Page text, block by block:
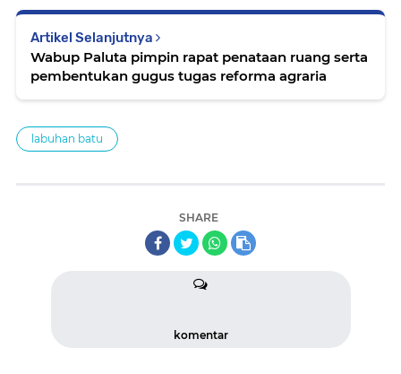
Artikel Selanjutnya
Wabup Paluta pimpin rapat penataan ruang serta
pembentukan gugus tugas reforma agraria
labuhan batu
SHARE
komentar